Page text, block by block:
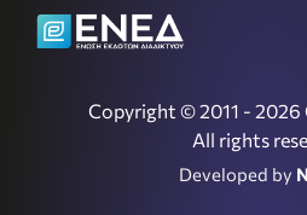
Copyright © 2011 - 2026
All rights
Developed by